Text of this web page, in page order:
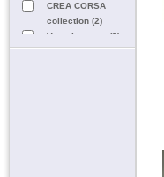
CREA CORSA
collection (2)
Vaporisateurs (9)
vaporisateurs Côte